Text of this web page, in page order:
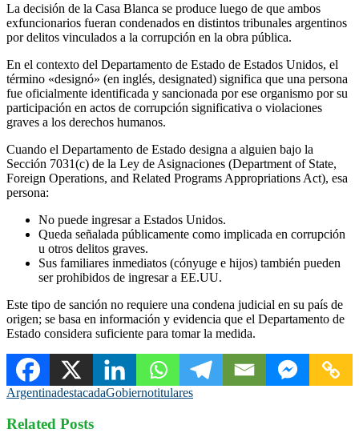
La decisión de la Casa Blanca se produce luego de que ambos
exfuncionarios fueran condenados en distintos tribunales argentinos
por delitos vinculados a la corrupción en la obra pública.
En el contexto del Departamento de Estado de Estados Unidos, el
término «designó» (en inglés, designated) significa que una persona
fue oficialmente identificada y sancionada por ese organismo por su
participación en actos de corrupción significativa o violaciones
graves a los derechos humanos.
Cuando el Departamento de Estado designa a alguien bajo la
Sección 7031(c) de la Ley de Asignaciones (Department of State,
Foreign Operations, and Related Programs Appropriations Act), esa
persona:
No puede ingresar a Estados Unidos.
Queda señalada públicamente como implicada en corrupción
u otros delitos graves.
Sus familiares inmediatos (cónyuge e hijos) también pueden
ser prohibidos de ingresar a EE.UU.
Este tipo de sanción no requiere una condena judicial en su país de
origen; se basa en información y evidencia que el Departamento de
Estado considera suficiente para tomar la medida.
ArgentinadestacadaGobiernotitulares
Related Posts